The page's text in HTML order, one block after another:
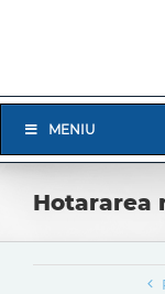
Navigation
MENIU
Hotararea